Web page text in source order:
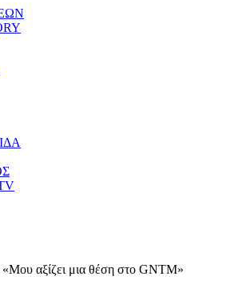
αξίζει μια θέση στο GNTM»